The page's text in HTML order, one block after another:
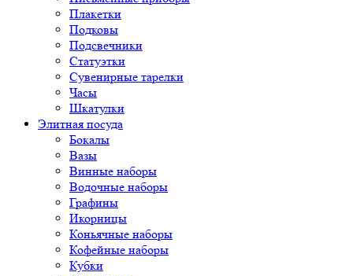
Плакетки
Подковы
Подсвечники
Статуэтки
Сувенирные тарелки
Часы
Шкатулки
Элитная посуда
Бокалы
Вазы
Винные наборы
Водочные наборы
Графины
Икорницы
Коньячные наборы
Кофейные наборы
Кубки